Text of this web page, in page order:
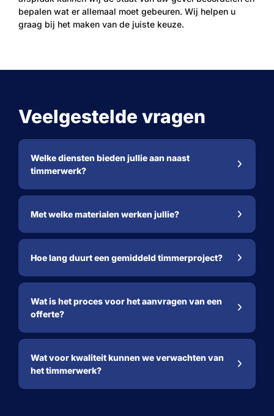
bepalen wat er allemaal moet gebeuren. Wij helpen u
graag bij het maken van de juiste keuze.
Veelgestelde vragen
Welke diensten bieden jullie aan naast
timmerwerk?
Met welke materialen werken jullie?
Hoe lang duurt een gemiddeld timmerproject?
Wat is het proces voor het aanvragen van een
offerte?
Wat voor kwaliteit kunnen we verwachten van
het timmerwerk?